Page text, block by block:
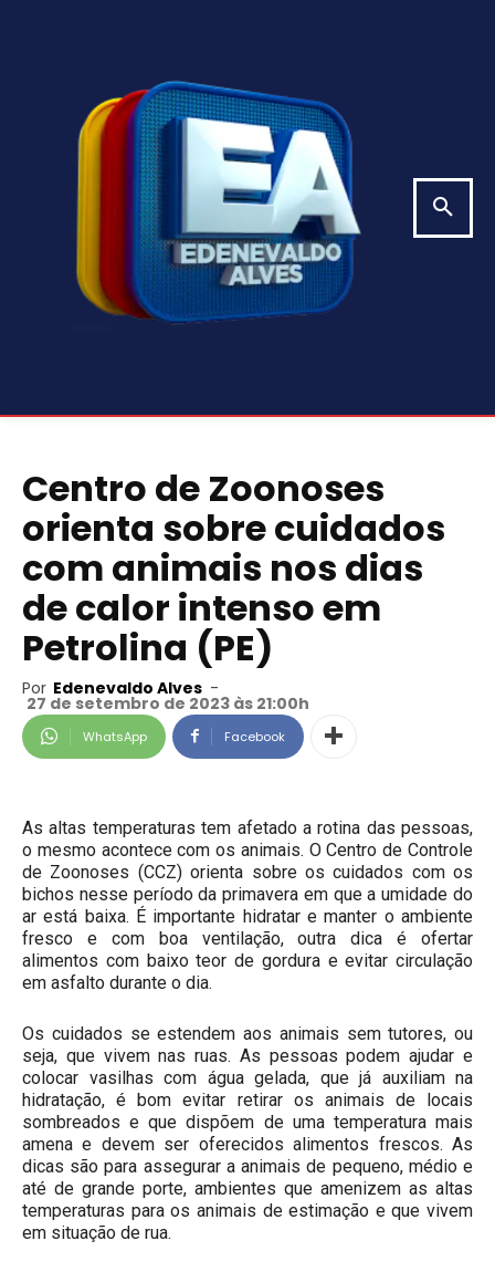
Centro de Zoonoses
orienta sobre cuidados
com animais nos dias
de calor intenso em
Petrolina (PE)
Por Edenevaldo Alves -
27 de setembro de 2023 às 21:00h
WhatsApp Facebook
As altas temperaturas tem afetado a rotina das pessoas,
o mesmo acontece com os animais. O Centro de Controle
de Zoonoses (CCZ) orienta sobre os cuidados com os
bichos nesse período da primavera em que a umidade do
ar está baixa. É importante hidratar e manter o ambiente
fresco e com boa ventilação, outra dica é ofertar
alimentos com baixo teor de gordura e evitar circulação
em asfalto durante o dia.
Os cuidados se estendem aos animais sem tutores, ou
seja, que vivem nas ruas. As pessoas podem ajudar e
colocar vasilhas com água gelada, que já auxiliam na
hidratação, é bom evitar retirar os animais de locais
sombreados e que dispõem de uma temperatura mais
amena e devem ser oferecidos alimentos frescos. As
dicas são para assegurar a animais de pequeno, médio e
até de grande porte, ambientes que amenizem as altas
temperaturas para os animais de estimação e que vivem
em situação de rua.